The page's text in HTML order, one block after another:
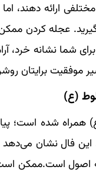
ارائه دهند،
عجله کردن
برای شما نشانه
موفقیت برایتان
(ع)
شده است؛
فال نشان می‌دهد
اصول است.ممکن